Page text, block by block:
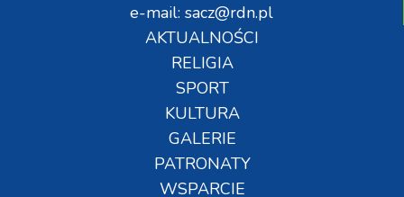
e-mail: sacz@rdn.pl
AKTUALNOŚCI
RELIGIA
SPORT
KULTURA
GALERIE
PATRONATY
WSPARCIE